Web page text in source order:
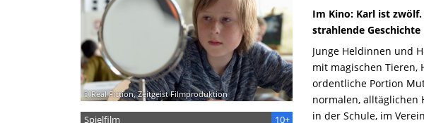
Im Kino: Karl ist
strahlende
Junge Heldinnen und
mit magischen Tieren,
ordentliche Portion
normalen, alltäglichen
in der Schule, im
© Real Fiction, Zeitgeist Filmproduktion
10+
Spielfilm